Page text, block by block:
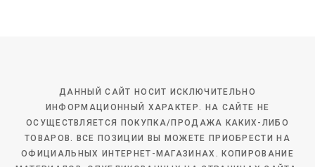
ДАННЫЙ САЙТ НОСИТ ИСКЛЮЧИТЕЛЬНО
ИНФОРМАЦИОННЫЙ ХАРАКТЕР. НА САЙТЕ НЕ
ОСУЩЕСТВЛЯЕТСЯ ПОКУПКА/ПРОДАЖА КАКИХ-ЛИБО
ТОВАРОВ. ВСЕ ПОЗИЦИИ ВЫ МОЖЕТЕ ПРИОБРЕСТИ НА
ОФИЦИАЛЬНЫХ ИНТЕРНЕТ-МАГАЗИНАХ. КОПИРОВАНИЕ